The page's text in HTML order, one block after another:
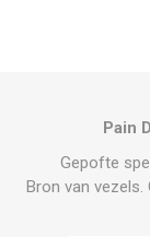
Pain
Gepofte
Bron van vezels.